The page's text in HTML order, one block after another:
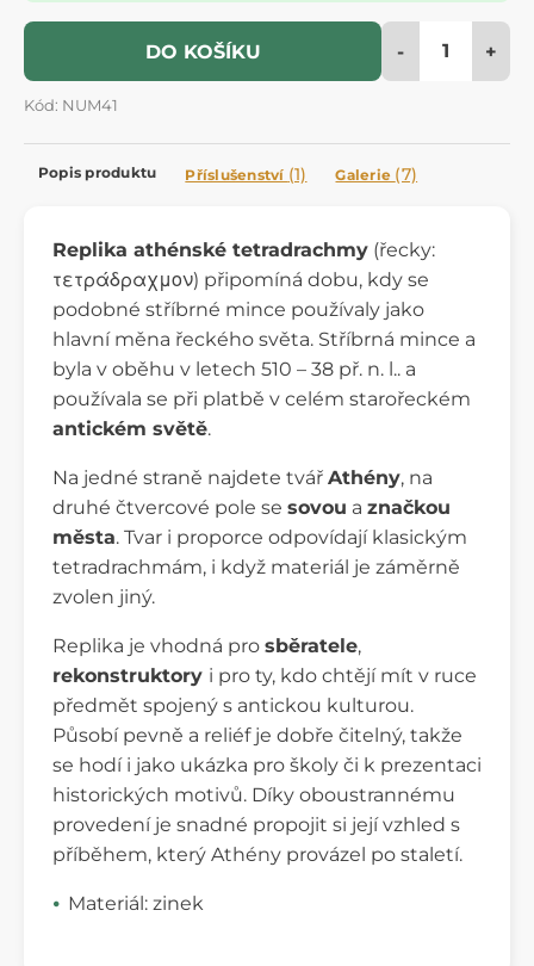
DO KOŠÍKU - +
Kód: NUM41
Popis produktu Příslušenství (1) Galerie (7)
Replika athénské tetradrachmy (řecky:
τετράδραχμον) připomíná dobu, kdy se
podobné stříbrné mince používaly jako
hlavní měna řeckého světa. Stříbrná mince a
byla v oběhu v letech 510 – 38 př. n. l.. a
používala se při platbě v celém starořeckém
antickém světě.
Na jedné straně najdete tvář Athény, na
druhé čtvercové pole se sovou a značkou
města. Tvar i proporce odpovídají klasickým
tetradrachmám, i když materiál je záměrně
zvolen jiný.
Replika je vhodná pro sběratele,
rekonstruktory i pro ty, kdo chtějí mít v ruce
předmět spojený s antickou kulturou.
Působí pevně a reliéf je dobře čitelný, takže
se hodí i jako ukázka pro školy či k prezentaci
historických motivů. Díky oboustrannému
provedení je snadné propojit si její vzhled s
příběhem, který Athény provázel po staletí.
Materiál: zinek